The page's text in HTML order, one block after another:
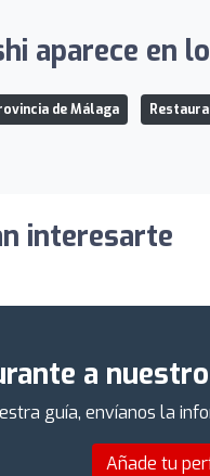
aparece en
de Málaga
interesarte
a
guía, envíanos la
Añade tu